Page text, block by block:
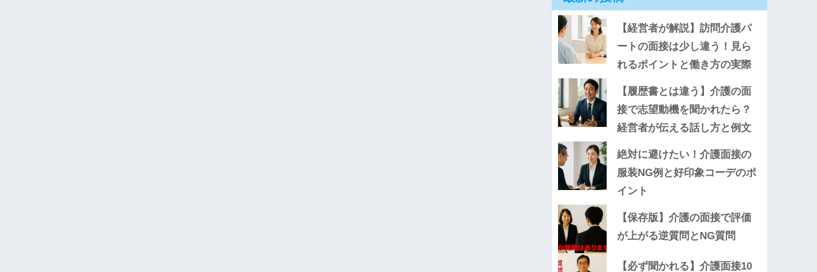
【経営者が解説】訪問介護パ
ートの面接は少し違う！見ら
れるポイントと働き方の実際
【履歴書とは違う】介護の面
接で志望動機を聞かれたら？
経営者が伝える話し方と例文
絶対に避けたい！介護面接の
服装NG例と好印象コーデのポ
イント
【保存版】介護の面接で評価
が上がる逆質問とNG質問
【必ず聞かれる】介護面接10